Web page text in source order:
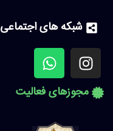
شبکه های اجتماعی
مجوزهای فعالیت